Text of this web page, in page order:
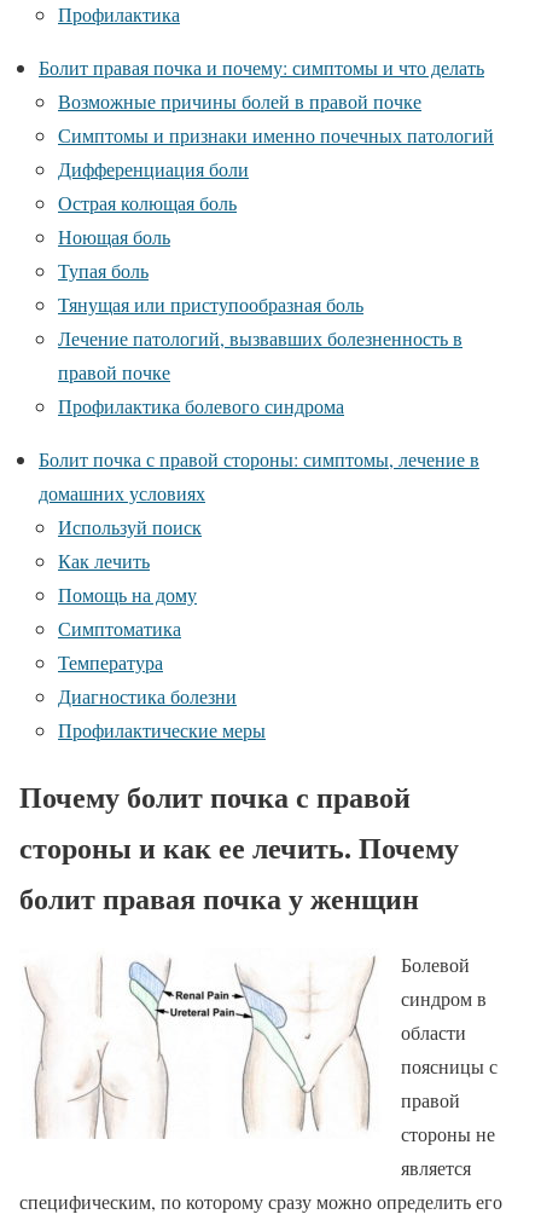
Профилактика
Болит правая почка и почему: симптомы и что делать
Возможные причины болей в правой почке
Симптомы и признаки именно почечных патологий
Дифференциация боли
Острая колющая боль
Ноющая боль
Тупая боль
Тянущая или приступообразная боль
Лечение патологий, вызвавших болезненность в
правой почке
Профилактика болевого синдрома
Болит почка с правой стороны: симптомы, лечение в
домашних условиях
Используй поиск
Как лечить
Помощь на дому
Симптоматика
Температура
Диагностика болезни
Профилактические меры
Почему болит почка с правой
стороны и как ее лечить. Почему
болит правая почка у женщин
Болевой
синдром в
области
поясницы с
правой
стороны не
является
специфическим, по которому сразу можно определить его